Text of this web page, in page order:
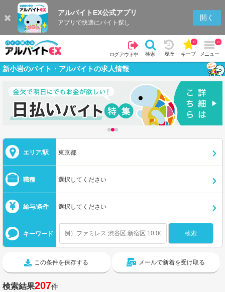
アルバイトEX公式アプリ
アプリで快適にバイト探し
開く
ログアウト中 検索 履歴 キープ
0
メニュー
0
新小岩のバイト・アルバイトの求人情報
エリア/駅 東京都
職種 選択してください
給与/条件 選択してください
キーワード
この条件を保存する メールで新着を受け取る
検索結果207件